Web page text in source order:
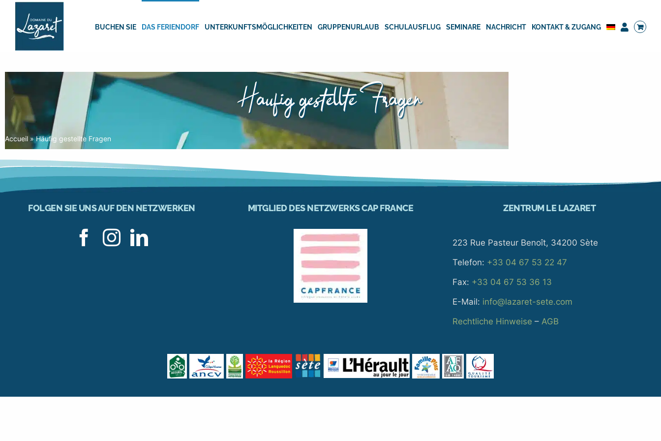
Skip
content
BUCHEN SIE DAS FERIENDORF UNTERKUNFTSMÖGLICHKEITEN GRUPPENURLAUB SCHULAUSFLUG SEMINARE NACHRICHT KONTAKT & ZUGANG
Häufig gestellte Fragen
Accueil»Häufig gestellte Fragen
FOLGEN SIE UNS AUF DEN NETZWERKEN MITGLIED DES NETZWERKS CAP FRANCE ZENTRUM LE LAZARET
223 Rue Pasteur Benoît, 34200 Sète
Telefon: +33 04 67 53 22 47
Fax: +33 04 67 53 36 13
E-Mail: info@lazaret-sete.com
Rechtliche Hinweise – AGB